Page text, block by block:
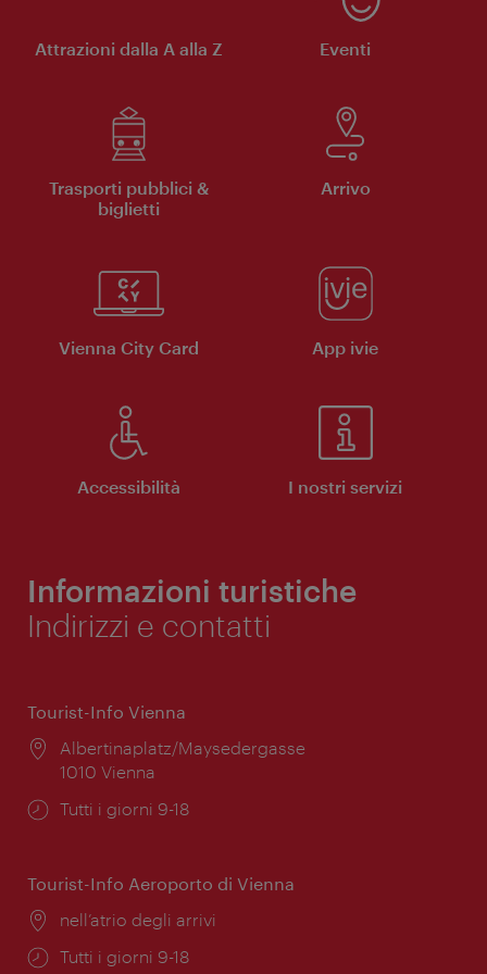
Attrazioni dalla A alla Z Eventi
Trasporti pubblici &
biglietti
Arrivo
Vienna City Card App ivie
Accessibilità I nostri servizi
Informazioni turistiche
Indirizzi e contatti
Tourist-Info Vienna
Posizione:
Albertinaplatz/Maysedergasse
1010 Vienna
Orari
Tutti i giorni 9-18
Tourist-Info Aeroporto di Vienna
Posizione:
nell’atrio degli arrivi
Orari
Tutti i giorni 9-18